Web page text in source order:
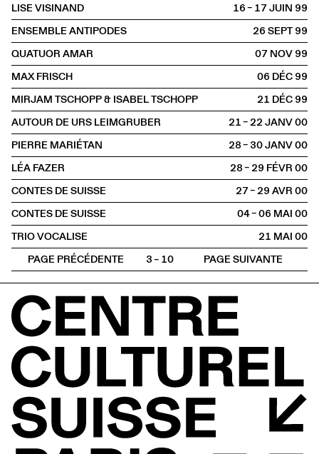
LISE VISINAND
16 – 17 JUIN1999
ENSEMBLE ANTIPODES
26 SEPT1999
QUATUOR AMAR
07 NOV1999
MAX FRISCH
06 DÉC1999
MIRJAM TSCHOPP & ISABEL TSCHOPP
21 DÉC1999
AUTOUR DE URS LEIMGRUBER
21 – 22 JANV2000
PIERRE MARIÉTAN
28 – 30 JANV2000
LÉA FAZER
28 – 29 FÉVR2000
CONTES DE SUISSE
27 – 29 AVR2000
CONTES DE SUISSE
04 – 06 MAI2000
TRIO VOCALISE
21 MAI2000
PAGE PRÉCÉDENTE
3 – 10 PAGE SUIVANTE